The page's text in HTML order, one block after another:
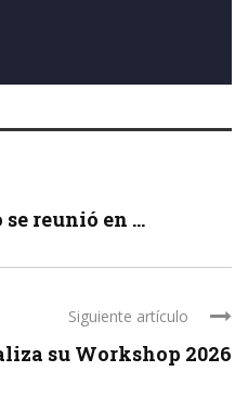
reunió en ...
Siguiente artículo
su Workshop 2026